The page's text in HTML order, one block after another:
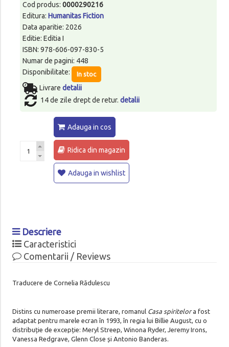
Cod produs: 0000290216
Editura: Humanitas Fiction
Data aparitie: 2026
Editie: Editia I
ISBN: 978-606-097-830-5
Numar de pagini: 448
Disponibilitate:
In stoc
Livrare detalii
14 de zile drept de retur. detalii
Adauga in cos
Ridica din magazin
Adauga in wishlist
Descriere
Caracteristici
Comentarii / Reviews
Traducere de Cornelia Rădulescu
Distins cu numeroase premii literare, romanul Casa spiritelora fost
adaptat pentru marele ecran în 1993, în regia lui Billie August, cu o
distribuție de excepție: Meryl Streep, Winona Ryder, Jeremy Irons,
Vanessa Redgrave, Glenn Close și Antonio Banderas.